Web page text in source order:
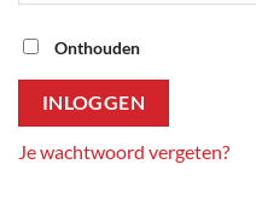
Onthouden
INLOGGEN
Je wachtwoord vergeten?